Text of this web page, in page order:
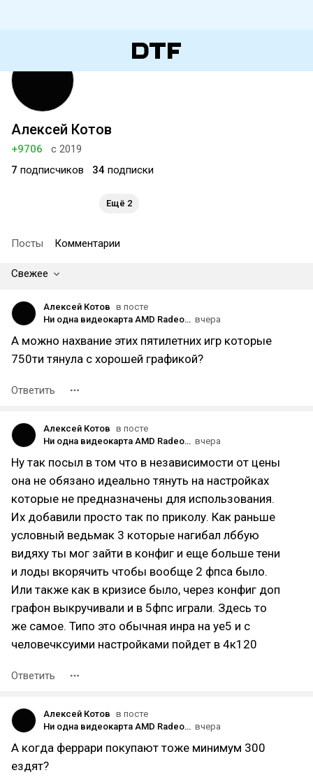
Алексей Котов
+9706
с 2019
7 подписчиков 34 подписки
Ещё 2
Посты Комментарии
Свежее
Алексей Котов в посте
Ни одна видеокарта AMD Radeon не обеспечивает играбельный FPS в 2к в E-day вчера
А можно нахвание этих пятилетних игр которые
750ти тянула с хорошей графикой?
Ответить
Алексей Котов в посте
Ни одна видеокарта AMD Radeon не обеспечивает играбельный FPS в 2к в E-day вчера
Ну так посыл в том что в независимости от цены
она не обязано идеально тянуть на настройках
которые не предназначены для использования.
Их добавили просто так по приколу. Как раньше
условный ведьмак 3 которые нагибал лббую
видяху ты мог зайти в конфиг и еще больше тени
и лоды вкорячить чтобы вообще 2 фпса было.
Или также как в кризисе было, через конфиг доп
графон выкручивали и в 5фпс играли. Здесь то
же самое. Типо это обычная инра на уе5 и с
человечксуими настройками пойдет в 4к120
Ответить
Алексей Котов в посте
Ни одна видеокарта AMD Radeon не обеспечивает играбельный FPS в 2к в E-day вчера
А когда феррари покупают тоже минимум 300
ездят?